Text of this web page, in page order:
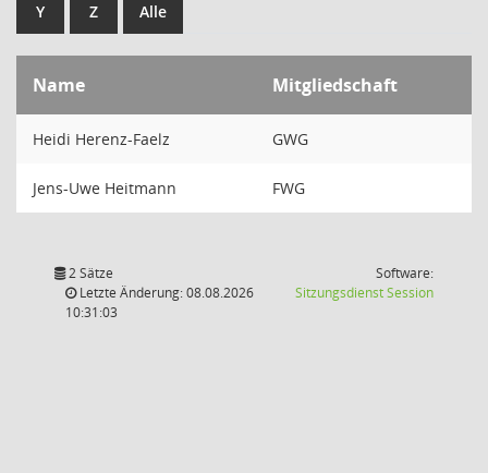
Y Z Alle
Name Mitgliedschaft
Heidi Herenz-Faelz GWG
Jens-Uwe Heitmann FWG
2 Sätze
Letzte Änderung: 08.08.2026
10:31:03
Software:
SitzungsdienstSession(Wird in